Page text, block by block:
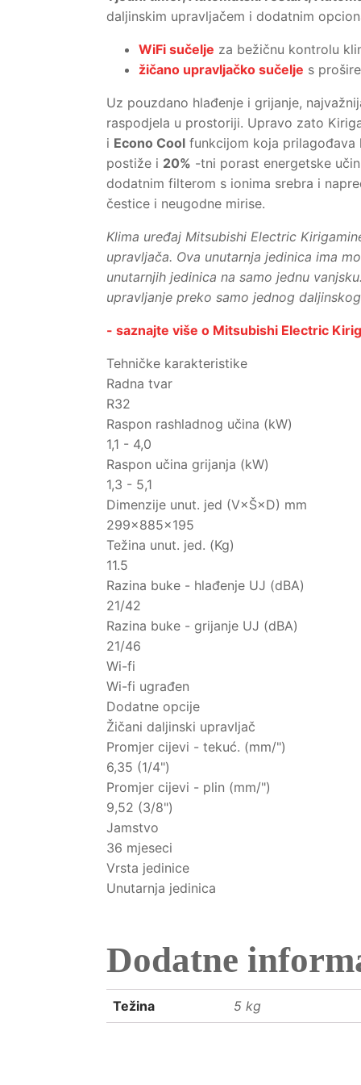
daljinskim upravljačem i dodatnim
WiFi sučelje za bežičnu kontrolu
žičano upravljačko sučelje s
Uz pouzdano hlađenje i grijanje,
raspodjela u prostoriji. Upravo zato
i Econo Cool funkcijom koja prilagođava
postiže i 20% -tni porast energetske
dodatnim filterom s ionima srebra i
čestice i neugodne mirise.
Klima uređaj Mitsubishi Electric
upravljača. Ova unutarnja jedinica ima
unutarnjih jedinica na samo jednu
upravljanje preko samo jednog
- saznajte više o Mitsubishi Electric
Tehničke karakteristike
Radna tvar
R32
Raspon rashladnog učina (kW)
1,1 - 4,0
Raspon učina grijanja (kW)
1,3 - 5,1
Dimenzije unut. jed (V×Š×D) mm
299×885×195
Težina unut. jed. (Kg)
11.5
Razina buke - hlađenje UJ (dBA)
21/42
Razina buke - grijanje UJ (dBA)
21/46
Wi-fi
Wi-fi ugrađen
Dodatne opcije
Žičani daljinski upravljač
Promjer cijevi - tekuć. (mm/")
6,35 (1/4")
Promjer cijevi - plin (mm/")
9,52 (3/8")
Jamstvo
36 mjeseci
Vrsta jedinice
Unutarnja jedinica
Dodatne
Težina 5 kg